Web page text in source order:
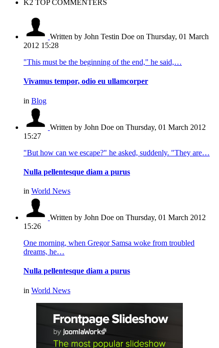
K2 TOP COMMENTERS
Written by John Testin Doe on Thursday, 01 March
2012 15:28
"This must be the beginning of the end," he said,…
Vivamus tempor, odio eu ullamcorper
in Blog
Written by John Doe on Thursday, 01 March 2012
15:27
"But how can we escape?" he asked, suddenly. "They are…
Nulla pellentesque diam a purus
in World News
Written by John Doe on Thursday, 01 March 2012
15:26
One morning, when Gregor Samsa woke from troubled
dreams, he…
Nulla pellentesque diam a purus
in World News